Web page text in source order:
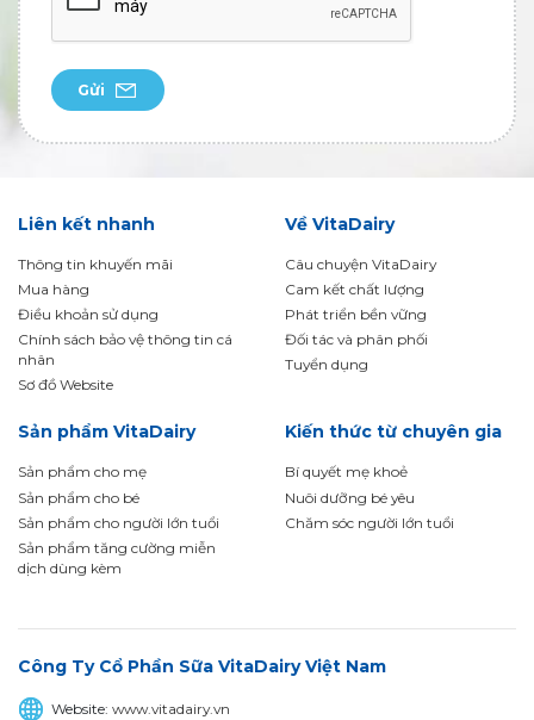
Gửi
Liên kết nhanh
Thông tin khuyến mãi
Mua hàng
Điều khoản sử dụng
Chính sách bảo vệ thông tin cá
nhân
Sơ đồ Website
Về VitaDairy
Câu chuyện VitaDairy
Cam kết chất lượng
Phát triển bền vững
Đối tác và phân phối
Tuyển dụng
Sản phẩm VitaDairy
Sản phẩm cho mẹ
Sản phẩm cho bé
Sản phẩm cho người lớn tuổi
Sản phẩm tăng cường miễn
dịch dùng kèm
Kiến thức từ chuyên gia
Bí quyết mẹ khoẻ
Nuôi dưỡng bé yêu
Chăm sóc người lớn tuổi
Công Ty Cổ Phần Sữa VitaDairy Việt Nam
Website:www.vitadairy.vn